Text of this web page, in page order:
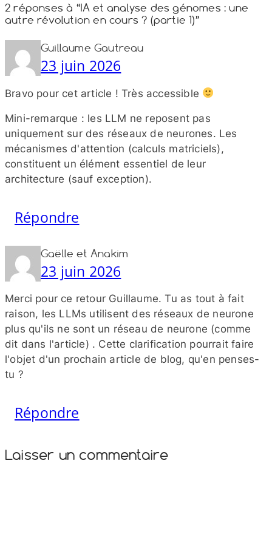
2 réponses à “IA et analyse des génomes : une
autre révolution en cours ? (partie 1)”
Guillaume Gautreau
23 juin 2026
Bravo pour cet article ! Très accessible
Mini-​remarque : les LLM ne reposent pas
uniquement sur des réseaux de neurones. Les
mécanismes d'attention (calculs matriciels),
constituent un élément essentiel de leur
architecture (sauf exception).
Répondre
Gaëlle et Anakim
23 juin 2026
Merci pour ce retour Guillaume. Tu as tout à fait
raison, les LLMs utilisent des réseaux de neurone
plus qu'ils ne sont un réseau de neurone (comme
dit dans l'article) . Cette clarification pourrait faire
l'objet d'un prochain article de blog, qu'en penses-​
tu ?
Répondre
Laisser un commentaire